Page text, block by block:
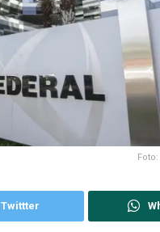
Twittter